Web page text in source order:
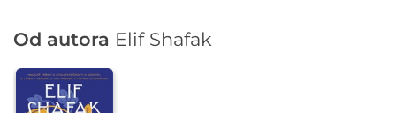
Od autora Elif Shafak